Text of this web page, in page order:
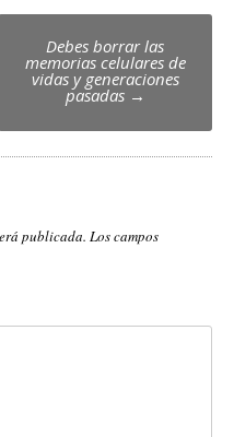
Debes borrar las
memorias celulares de
vidas y generaciones
pasadas →
publicada. Los campos